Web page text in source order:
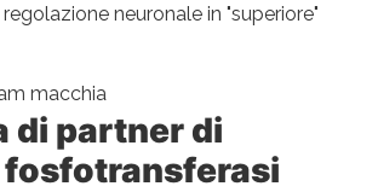
neuronale in "superiore"
macchia
di partner di